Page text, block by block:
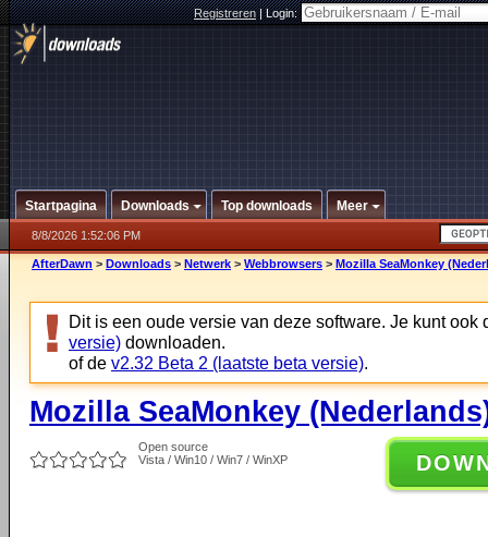
Registreren|Login:
Startpagina Downloads Top downloads Meer
8/8/2026 1:52:06 PM
AfterDawn > Downloads > Netwerk > Webbrowsers > Mozilla SeaMonkey
Dit is een oude versie van deze software. Je kunt ook
versie) downloaden.
of de v2.32 Beta 2 (laatste beta versie).
Mozilla SeaMonkey
Open source
Vista / Win10 / Win7 / WinXP